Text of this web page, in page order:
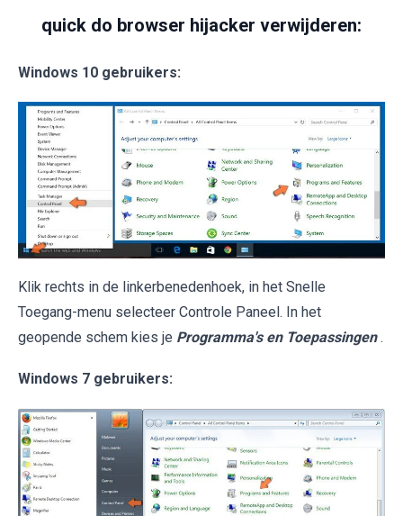
quick do browser hijacker verwijderen:
Windows 10 gebruikers:
Klik rechts in de linkerbenedenhoek, in het Snelle
Toegang-menu selecteer Controle Paneel. In het
geopende schem kies je Programma's en Toepassingen .
Windows 7 gebruikers: